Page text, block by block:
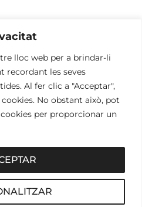
lloc web per a brindar-li
recordant les seves
Al fer clic a "Acceptar",
cookies. No obstant això, pot
per proporcionar un
de Mar
legal
privacitat
Tots els drets reservats.